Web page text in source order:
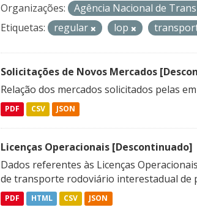
Organizações: Agência Nacional de
Etiquetas:
regular lop
Solicitações de Novos Mercados
Relação dos mercados solicitados pelas
PDF CSV JSON
Licenças Operacionais [Descontinuado]
Dados referentes às Licenças
de transporte rodoviário interestadual de
PDF HTML CSV JSON